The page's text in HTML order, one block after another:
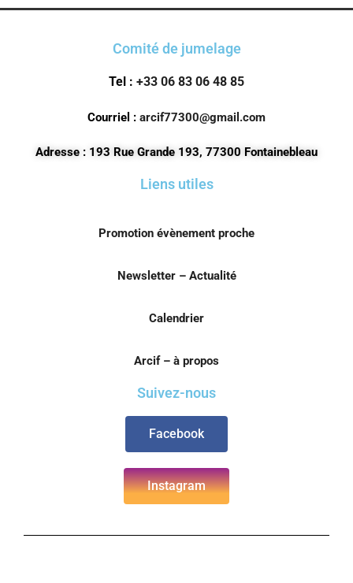
Comité de jumelage
Tel : +33 06 83 06 48 85
Courriel : arcif77300@gmail.com
Adresse : 193 Rue Grande 193, 77300 Fontainebleau
Liens utiles
Promotion évènement proche
Newsletter – Actualité
Calendrier
Arcif – à propos
Suivez-nous
Facebook
Instagram